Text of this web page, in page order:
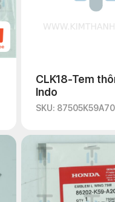
CLK18-Tem
Indo
SKU: 87505K59A70